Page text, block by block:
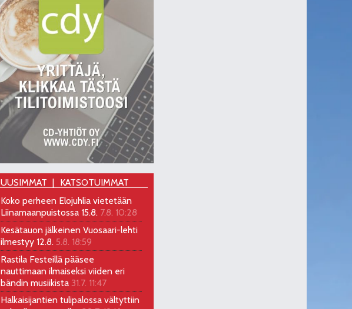
UUSIMMAT
KATSOTUIMMAT
Koko perheen Elojuhlia vietetään
Liinamaanpuistossa 15.8. 7.8. 10:28
Kesätauon jälkeinen Vuosaari-lehti
ilmestyy 12.8. 5.8. 18:59
Rastila Festeillä pääsee
nauttimaan ilmaiseksi viiden eri
bändin musiikista 31.7. 11:47
Halkaisijantien tulipalossa vältyttiin